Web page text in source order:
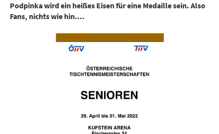
Podpinka wird ein heißes Eisen für eine Medaille sein. Also
Fans, nichts wie hin....